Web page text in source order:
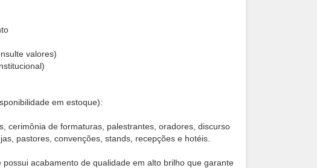
valores)
em estoque):
cerimônia de formaturas, palestrantes, oradores, discurso
pastores, convenções, stands, recepções e hotéis.
acabamento de qualidade em alto brilho que garante